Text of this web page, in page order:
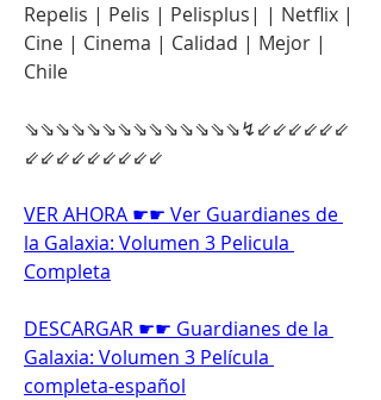
Repelis | Pelis | Pelisplus| | Netflix |
Cine | Cinema | Calidad | Mejor |
Chile
⇘⇘⇘⇘⇘⇘⇘⇘⇘⇘⇘⇘⇘⇘↯⇙⇙⇙⇙⇙⇙
⇙⇙⇙⇙⇙⇙⇙⇙⇙
VER AHORA ☛☛ Ver Guardianes de
la Galaxia: Volumen 3 Pelicula
Completa
DESCARGAR ☛☛ Guardianes de la
Galaxia: Volumen 3 Película
completa-español